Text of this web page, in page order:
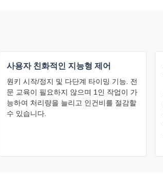
사용자 친화적인 지능형 제어
원키 시작/정지 및 다단계 타이밍 기능. 전
문 교육이 필요하지 않으며 1인 작업이 가
능하여 처리량을 늘리고 인건비를 절감할
수 있습니다.